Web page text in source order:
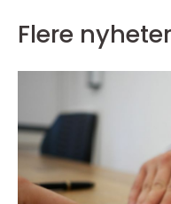
Flere nyheter